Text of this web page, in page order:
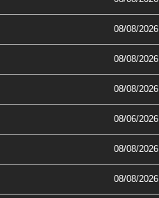
08/08/2026
08/08/2026
08/08/2026
08/06/2026
08/08/2026
08/08/2026